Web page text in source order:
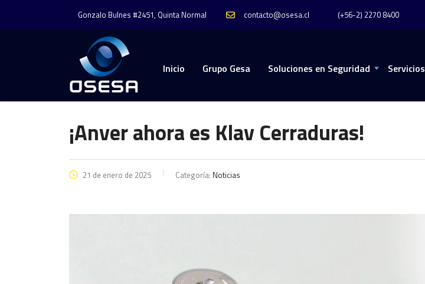
Gonzalo Bulnes #2451, Quinta Normal contacto@osesa.cl (+56-2) 2270 8400
Inicio Grupo Gesa Soluciones en Seguridad Servicios
¡Anver ahora es Klav Cerraduras!
21 de enero de 2025 Categoría: Noticias